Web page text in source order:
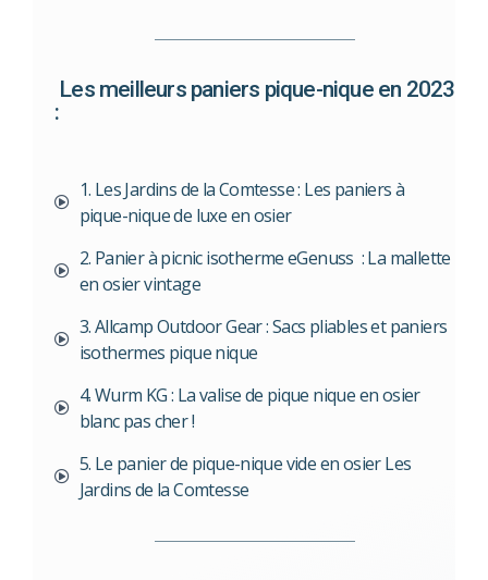
Les meilleurs paniers pique-nique en 2023
:
1. Les Jardins de la Comtesse : Les paniers à
pique-nique de luxe en osier
2. Panier à picnic isotherme eGenuss : La mallette
en osier vintage
3. Allcamp Outdoor Gear : Sacs pliables et paniers
isothermes pique nique
4. Wurm KG : La valise de pique nique en osier
blanc pas cher !
5. Le panier de pique-nique vide en osier Les
Jardins de la Comtesse